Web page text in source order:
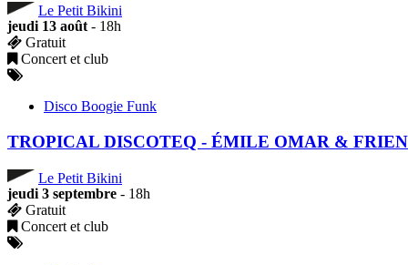
Le Petit Bikini
jeudi 13 août- 18h
Gratuit
Concert et club
Disco Boogie Funk
TROPICAL DISCOTEQ - ÉMILE OMAR &
Le Petit Bikini
jeudi 3 septembre - 18h
Gratuit
Concert et club